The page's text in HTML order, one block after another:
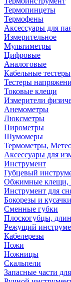
Термопинцеты
Термофены
Аксессуары для
Измерительное
Мультиметры
Цифровые
Аналоговые
Кабельные тестеры
Тестеры
Токовые клещи
Измерители
Анемометры
Люксметры
Пирометры
Шумомеры
Термометры,
Аксессуары для
Инструмент
Губцевый
Обжимные клещи,
Инструмент для
Бокорезы и кусачки
Сменные губки
Плоскогубцы,
Режущий
Кабелерезы
Ножи
Ножницы
Скальпели
Запасные части